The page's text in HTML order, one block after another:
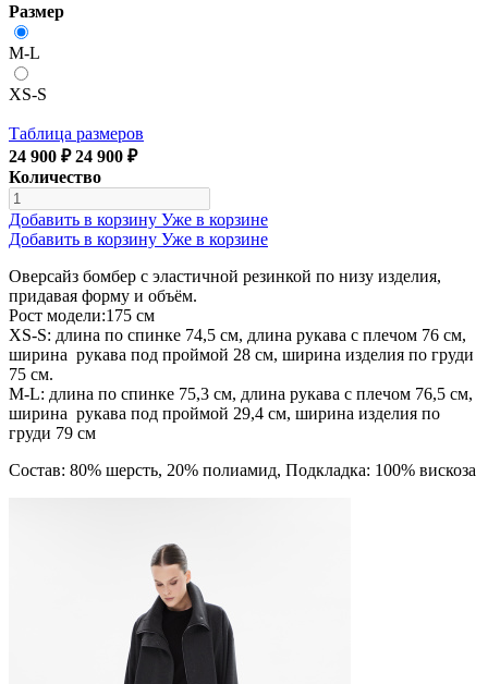
Размер
M-L
XS-S
Таблица размеров
24 900 ₽ 24 900 ₽
Количество
Добавить в корзину Уже в корзине
Добавить в корзину Уже в корзине
Оверсайз бомбер с эластичной резинкой по низу изделия,
придавая форму и объём.
Рост модели:175 см
XS-S: длина по спинке 74,5 см, длина рукава с плечом 76 см,
ширина рукава под проймой 28 см, ширина изделия по груди
75 см.
М-L: длина по спинке 75,3 см, длина рукава с плечом 76,5 см,
ширина рукава под проймой 29,4 см, ширина изделия по
груди 79 см
Состав: 80% шерсть, 20% полиамид, Подкладка: 100% вискоза